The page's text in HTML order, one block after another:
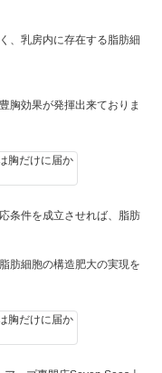
、乳房内に存在する脂肪細
胸効果が発揮出来ておりま
条件を成立させれば、脂肪
肪細胞の構造肥大の実現を